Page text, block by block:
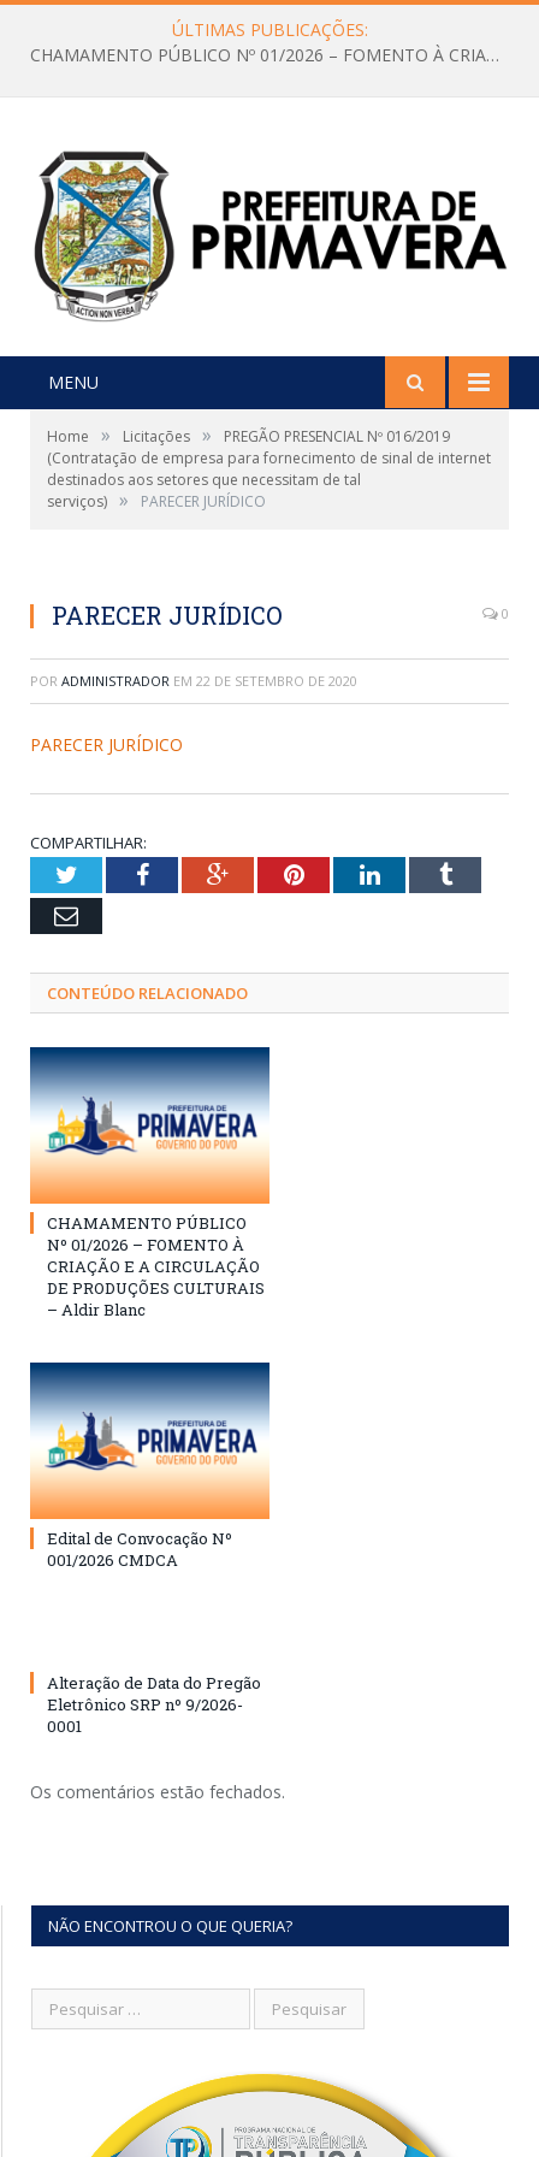
ÚLTIMAS PUBLICAÇÕES:
CHAMAMENTO PÚBLICO Nº 01/2026 – FOMENTO À CRIAÇÃO E A CIRCULAÇÃO DE PRODUÇÕES CULTURAIS – Aldir Blanc
MENU
Home » Licitações »
PREGÃO PRESENCIAL Nº 016/2019
(Contratação de empresa para fornecimento de sinal de internet
destinados aos setores que necessitam de tal
serviços) » PARECER JURÍDICO
PARECER JURÍDICO 0
POR ADMINISTRADOR EM 22 DE SETEMBRO DE 2020
PARECER JURÍDICO
COMPARTILHAR:
TwitterFacebookGoogle+PinterestLinkedInTumblr
Email
CONTEÚDO RELACIONADO
CHAMAMENTO PÚBLICO
Nº 01/2026 – FOMENTO À
CRIAÇÃO E A CIRCULAÇÃO
DE PRODUÇÕES CULTURAIS
– Aldir Blanc
Edital de Convocação Nº
001/2026 CMDCA
Alteração de Data do Pregão
Eletrônico SRP nº 9/2026-
0001
Os comentários estão fechados.
NÃO ENCONTROU O QUE QUERIA?